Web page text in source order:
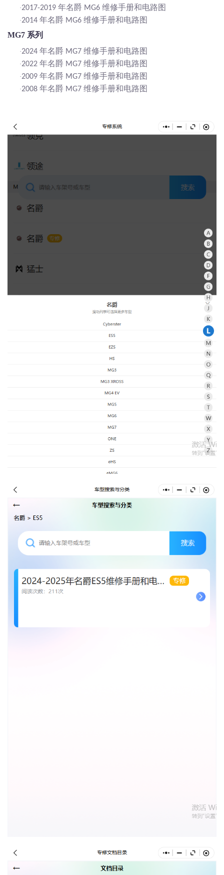
·2017-2019 年名爵 MG6 维修手册和电路图
·2014 年名爵 MG6 维修手册和电路图
MG7 系列
·2024 年名爵 MG7 维修手册和电路图
·2022 年名爵 MG7 维修手册和电路图
·2009 年名爵 MG7 维修手册和电路图
·2008 年名爵 MG7 维修手册和电路图